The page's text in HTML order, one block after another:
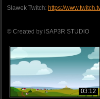
Sławek Twitch: https://
© Created by iSAP3R STUDIO
03:12